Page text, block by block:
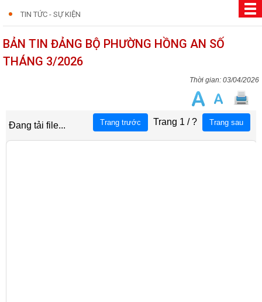
TIN TỨC - SỰ KIỆN
BẢN TIN ĐẢNG BỘ PHƯỜNG HỒNG AN SỐ
THÁNG 3/2026
03/04/2026